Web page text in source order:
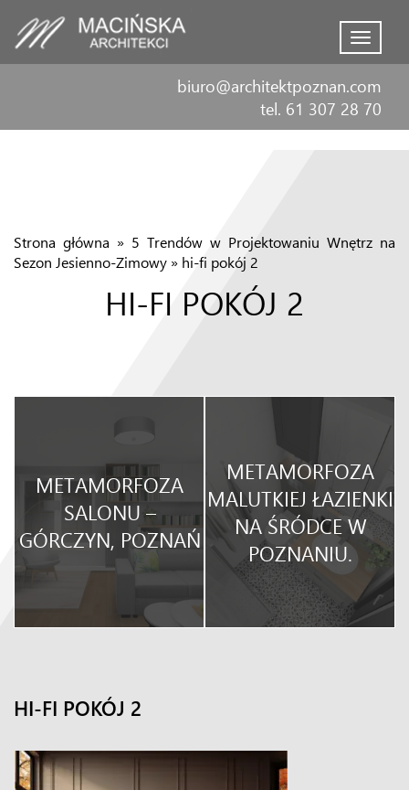
Menu
biuro@architektpoznan.com
tel. 61 307 28 70
Strona główna » 5 Trendów w Projektowaniu Wnętrz na
Sezon Jesienno-Zimowy » hi-fi pokój 2
HI-FI POKÓJ 2
METAMORFOZA
SALONU –
GÓRCZYN, POZNAŃ
METAMORFOZA
MALUTKIEJ ŁAZIENKI
NA ŚRÓDCE W
POZNANIU.
HI-FI POKÓJ 2